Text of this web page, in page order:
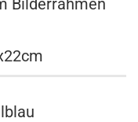
Bilderrahmen